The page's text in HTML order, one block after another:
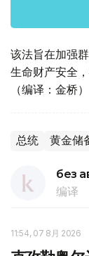
该法旨在加强
生命财产安全
（编译：金桥）
总统 黄金储
без
编译
11:54, 07 8月 2026